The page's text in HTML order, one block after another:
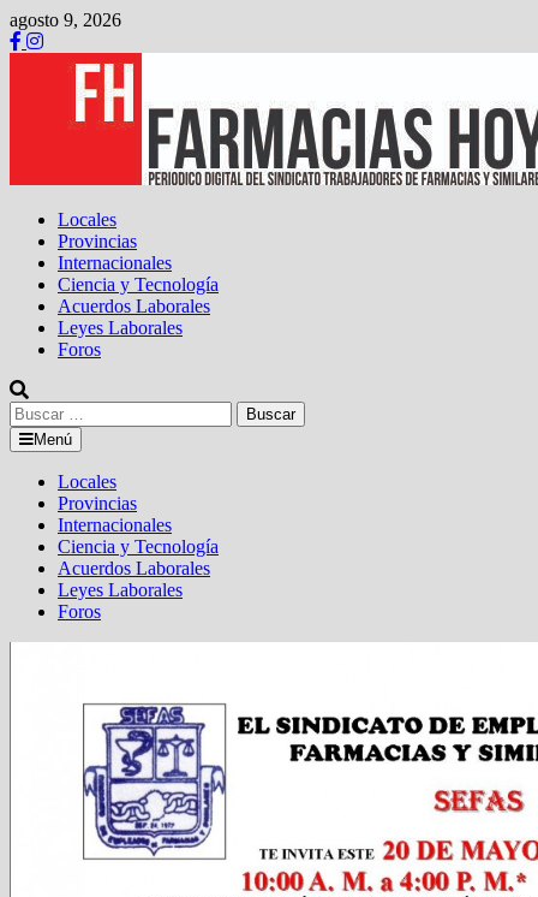
Saltar
al
contenido
agosto 9, 2026
Locales
Provincias
Internacionales
Ciencia y Tecnología
Acuerdos Laborales
Leyes Laborales
Foros
Buscar:
Menú
Locales
Provincias
Internacionales
Ciencia y Tecnología
Acuerdos Laborales
Leyes Laborales
Foros